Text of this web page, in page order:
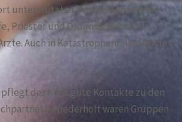
unterstützt er Projekte von Missio
Priester und Ordensschwestern,
Auch in Katastrophenfällen leistet
der Kreis gute Kontakte zu den
Wiederholt waren Gruppen